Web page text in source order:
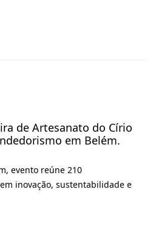
de Artesanato do Círio
em Belém.
evento reúne 210
inovação, sustentabilidade e